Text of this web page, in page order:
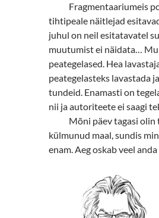
Fragmentaariumeis
tihtipeale näitlejad
juhul on neil esitatavatel
muutumist ei näidata… Mu
peategelased. Hea
peategelasteks lavastada
tundeid. Enamasti on
nii ja autoriteete ei saagi
Mõni päev tagasi olin
külmunud maal, sundis
enam. Aeg oskab veel